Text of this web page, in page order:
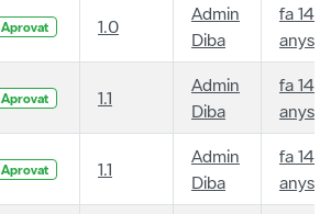
Aprovat 1.0
Admin
Diba
fa 14
anys
Aprovat 1.1
Admin
Diba
fa 14
anys
Aprovat 1.1
Admin
Diba
fa 14
anys